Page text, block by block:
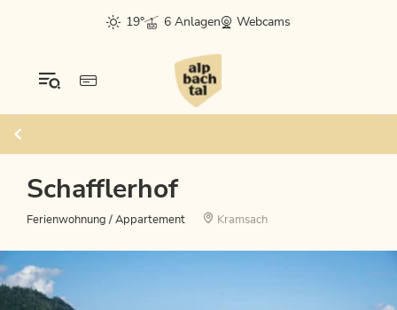
19° 6 Anlagen Webcams
Schafflerhof
Ferienwohnung / Appartement Kramsach